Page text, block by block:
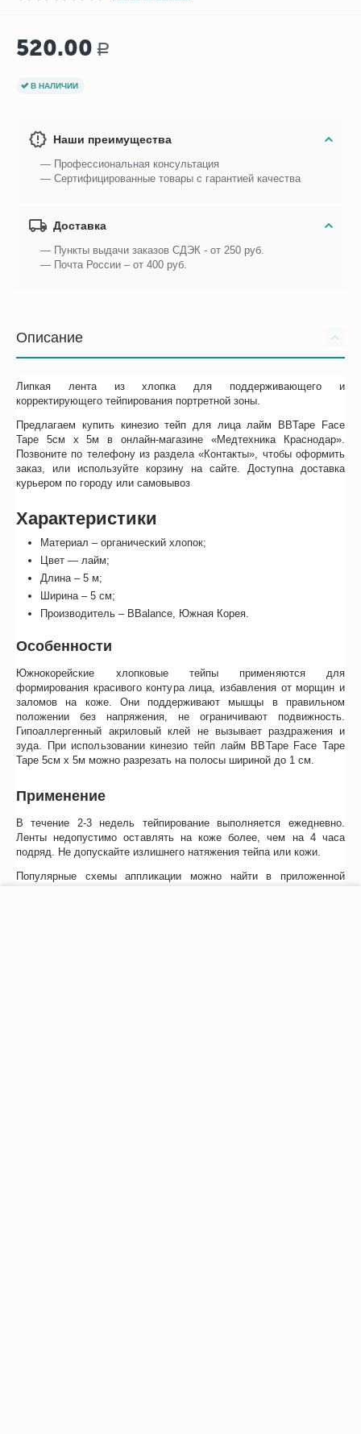
520.00 Р
В НАЛИЧИИ
Наши преимущества
— Профессиональная консультация
— Сертифицированные товары с гарантией качества
Доставка
— Пункты выдачи заказов СДЭК - от 250 руб.
— Почта России – от 400 руб.
Описание
Липкая лента из хлопка для поддерживающего и
корректирующего тейпирования портретной зоны.
Предлагаем купить кинезио тейп для лица лайм BBTape Face
Tape 5см х 5м в онлайн-магазине «Медтехника Краснодар».
Позвоните по телефону из раздела «Контакты», чтобы оформить
заказ, или используйте корзину на сайте. Доступна доставка
курьером по городу или самовывоз
Характеристики
Материал – органический хлопок;
Цвет — лайм;
Длина – 5 м;
Ширина – 5 см;
Производитель – BBalance, Южная Корея.
Особенности
Южнокорейские хлопковые тейпы применяются для
формирования красивого контура лица, избавления от морщин и
заломов на коже. Они поддерживают мышцы в правильном
положении без напряжения, не ограничивают подвижность.
Гипоаллергенный акриловый клей не вызывает раздражения и
зуда. При использовании кинезио тейп лайм BBTape Face Tape
Tape 5см х 5м можно разрезать на полосы шириной до 1 см.
Применение
В течение 2-3 недель тейпирование выполняется ежедневно.
Ленты недопустимо оставлять на коже более, чем на 4 часа
подряд. Не допускайте излишнего натяжения тейпа или кожи.
Популярные схемы аппликации можно найти в приложенной